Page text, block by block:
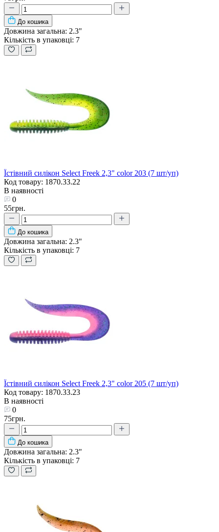
До кошика
Довжина загальна: 2.3"
Кількість в упаковці: 7
Їстівний силікон Select Freek 2,3" color 203 (7 шт/уп)
Код товару: 1870.33.22
В наявності
0
55грн.
До кошика
Довжина загальна: 2.3"
Кількість в упаковці: 7
Їстівний силікон Select Freek 2,3" color 205 (7 шт/уп)
Код товару: 1870.33.23
В наявності
0
75грн.
До кошика
Довжина загальна: 2.3"
Кількість в упаковці: 7